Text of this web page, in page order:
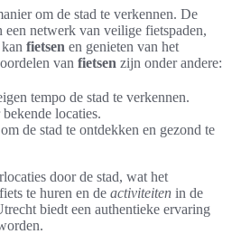
om de stad te verkennen. De
een netwerk van veilige fietspaden,
fietsen en genieten van het
van fietsen zijn onder andere:
tempo de stad te verkennen.
locaties.
de stad te ontdekken en gezond te
door de stad, wat het
te huren en de activiteiten in de
biedt een authentieke ervaring